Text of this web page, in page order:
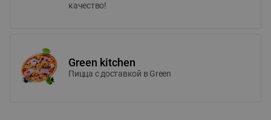
качество!
Green kitchen
Пицца c доставкой в Green